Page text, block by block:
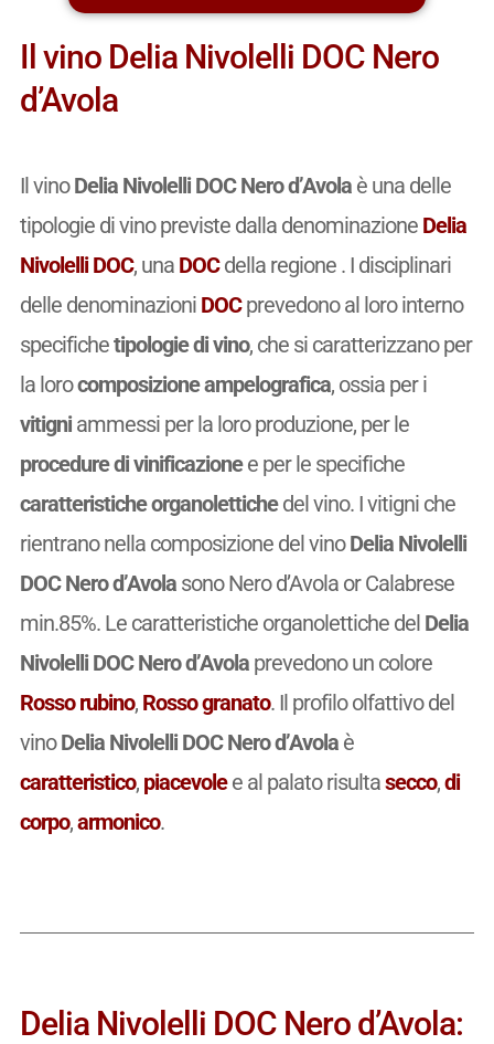
Il vino Delia Nivolelli DOC Nero
d’Avola
Il vinoDelia Nivolelli DOC Nero d’Avolaè una delle
tipologie di vino previste dalla denominazione Delia
Nivolelli DOC, una DOCdella regione . I disciplinari
delle denominazioni DOCprevedono al loro interno
specifichetipologie di vino, che si caratterizzano per
la lorocomposizione ampelografica, ossia per i
vitigniammessi per la loro produzione, per le
procedure di vinificazionee per le specifiche
caratteristiche organolettichedel vino. I vitigni che
rientrano nella composizione del vinoDelia Nivolelli
DOC Nero d’Avolasono Nero d’Avola or Calabrese
min.85%. Le caratteristiche organolettiche delDelia
Nivolelli DOC Nero d’Avolaprevedono un colore
Rosso rubino, Rosso granato. Il profilo olfattivo del
vinoDelia Nivolelli DOC Nero d’Avolaè
caratteristico, piacevolee al palato risultasecco,di
corpo,armonico.
Delia Nivolelli DOC Nero d’Avola: